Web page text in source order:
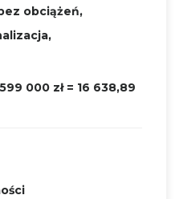
obciążeń,
000 zł = 16 638,89